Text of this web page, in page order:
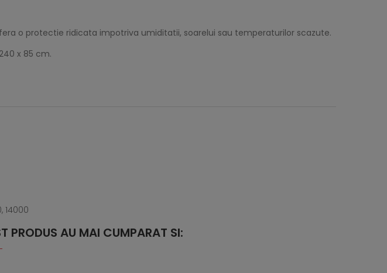
o protectie ridicata impotriva umiditatii, soarelui sau temperaturilor scazute.
x 85 cm.
14000
PRODUS AU MAI CUMPARAT SI: